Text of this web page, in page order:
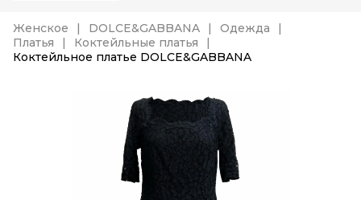
Женское DOLCE&GABBANA
Одежда
Платья
Коктейльные платья
Коктейльное платье DOLCE&GABBANA